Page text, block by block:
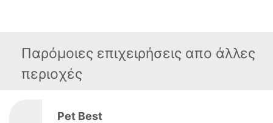
Παρόμοιες επιχειρήσεις απο άλλες
περιοχές
Pet Best